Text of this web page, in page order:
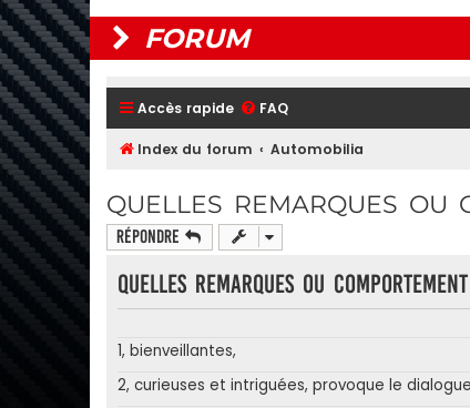
FORUM
Accès rapide FAQ
Index du forum Automobilia
QUELLES REMARQUES OU
Répondre
Quelles remarques ou
1, bienveillantes,
2, curieuses et intriguées, provoque le